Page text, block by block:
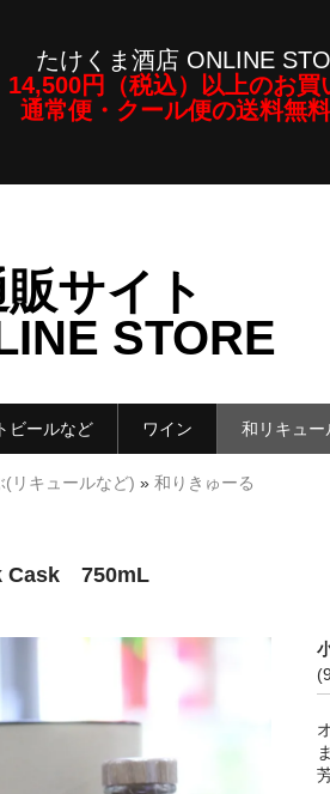
たけくま酒店 ONLINE
14,500円（税込）以上のお買
通常便・クール便の送料無料
サイト
STORE
ビールなど ワイン 和リキュー
(リキュールなど) » 和りきゅーる
Cask 750mL